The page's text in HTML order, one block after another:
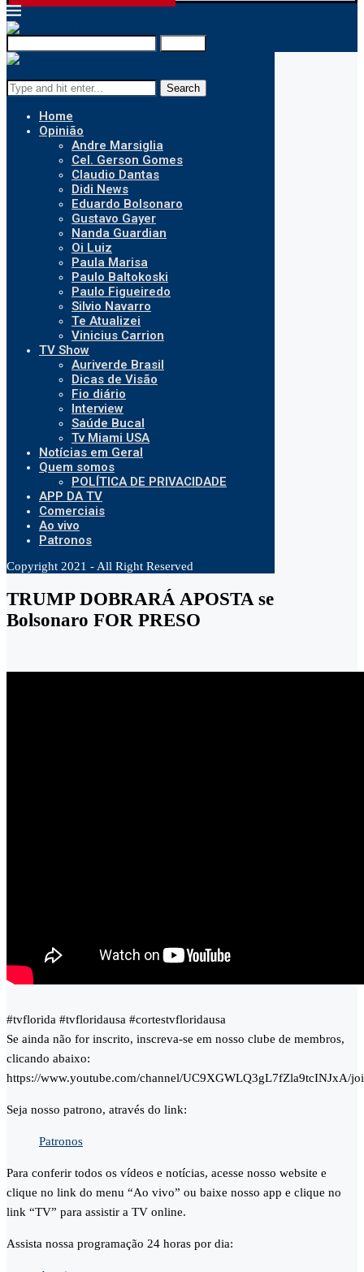
Search
Home
Opinião
Andre Marsiglia
Cel. Gerson Gomes
Claudio Dantas
Didi News
Eduardo Bolsonaro
Gustavo Gayer
Nanda Guardian
Oi Luiz
Paula Marisa
Paulo Baltokoski
Paulo Figueiredo
Silvio Navarro
Te Atualizei
Vinicius Carrion
TV Show
Auriverde Brasil
Dicas de Visão
Fio diário
Interview
Saúde Bucal
Tv Miami USA
Notícias em Geral
Quem somos
POLÍTICA DE PRIVACIDADE
APP DA TV
Comerciais
Ao vivo
Patronos
Copyright 2021 - All Right Reserved
TRUMP DOBRARÁ APOSTA se
Bolsonaro FOR PRESO
#tvflorida #tvfloridausa #cortestvfloridausa
Se ainda não for inscrito, inscreva-se em nosso clube de membros,
clicando abaixo:
https://www.youtube.com/channel/UC9XGWLQ3gL7fZla9tcINJxA/
Seja nosso patrono, através do link:
Patronos
Para conferir todos os vídeos e notícias, acesse nosso website e
clique no link do menu “Ao vivo” ou baixe nosso app e clique no
link “TV” para assistir a TV online.
Assista nossa programação 24 horas por dia: